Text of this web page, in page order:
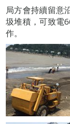
局方會持續留意
圾堆積，可致電
作。